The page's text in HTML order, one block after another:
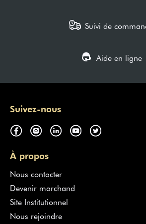
Suivi de
Aide en ligne
Suivez-nous
À propos
Nous contacter
Devenir marchand
Site Institutionnel
Nous rejoindre